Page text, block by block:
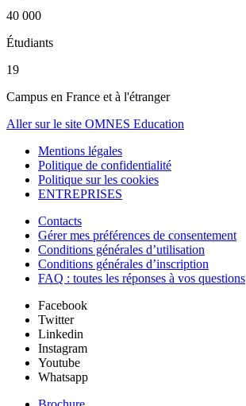
40 000
Étudiants
19
Campus en France et à l'étranger
Aller sur le site OMNES Education
Mentions légales
Politique de confidentialité
Politique sur les cookies
ENTREPRISES
Contacts
Gérer mes préférences de consentement
Conditions générales d’utilisation
Conditions générales d’inscription
FAQ : toutes les réponses à vos questions
Facebook
Twitter
Linkedin
Instagram
Youtube
Whatsapp